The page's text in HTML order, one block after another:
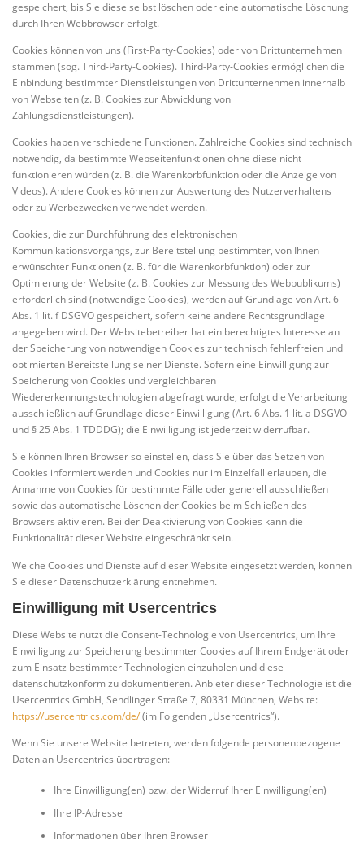
gespeichert, bis Sie diese selbst löschen oder eine automatische Löschung
durch Ihren Webbrowser erfolgt.
Cookies können von uns (First-Party-Cookies) oder von Drittunternehmen
stammen (sog. Third-Party-Cookies). Third-Party-Cookies ermöglichen die
Einbindung bestimmter Dienstleistungen von Drittunternehmen innerhalb
von Webseiten (z. B. Cookies zur Abwicklung von
Zahlungsdienstleistungen).
Cookies haben verschiedene Funktionen. Zahlreiche Cookies sind technisch
notwendig, da bestimmte Webseitenfunktionen ohne diese nicht
funktionieren würden (z. B. die Warenkorbfunktion oder die Anzeige von
Videos). Andere Cookies können zur Auswertung des Nutzerverhaltens
oder zu Werbezwecken verwendet werden.
Cookies, die zur Durchführung des elektronischen
Kommunikationsvorgangs, zur Bereitstellung bestimmter, von Ihnen
erwünschter Funktionen (z. B. für die Warenkorbfunktion) oder zur
Optimierung der Website (z. B. Cookies zur Messung des Webpublikums)
erforderlich sind (notwendige Cookies), werden auf Grundlage von Art. 6
Abs. 1 lit. f DSGVO gespeichert, sofern keine andere Rechtsgrundlage
angegeben wird. Der Websitebetreiber hat ein berechtigtes Interesse an
der Speicherung von notwendigen Cookies zur technisch fehlerfreien und
optimierten Bereitstellung seiner Dienste. Sofern eine Einwilligung zur
Speicherung von Cookies und vergleichbaren
Wiedererkennungstechnologien abgefragt wurde, erfolgt die Verarbeitung
ausschließlich auf Grundlage dieser Einwilligung (Art. 6 Abs. 1 lit. a DSGVO
und § 25 Abs. 1 TDDDG); die Einwilligung ist jederzeit widerrufbar.
Sie können Ihren Browser so einstellen, dass Sie über das Setzen von
Cookies informiert werden und Cookies nur im Einzelfall erlauben, die
Annahme von Cookies für bestimmte Fälle oder generell ausschließen
sowie das automatische Löschen der Cookies beim Schließen des
Browsers aktivieren. Bei der Deaktivierung von Cookies kann die
Funktionalität dieser Website eingeschränkt sein.
Welche Cookies und Dienste auf dieser Website eingesetzt werden, können
Sie dieser Datenschutzerklärung entnehmen.
Einwilligung mit Usercentrics
Diese Website nutzt die Consent-Technologie von Usercentrics, um Ihre
Einwilligung zur Speicherung bestimmter Cookies auf Ihrem Endgerät oder
zum Einsatz bestimmter Technologien einzuholen und diese
datenschutzkonform zu dokumentieren. Anbieter dieser Technologie ist die
Usercentrics GmbH, Sendlinger Straße 7, 80331 München, Website:
https://usercentrics.com/de/(im Folgenden „Usercentrics“).
Wenn Sie unsere Website betreten, werden folgende personenbezogene
Daten an Usercentrics übertragen:
Ihre Einwilligung(en) bzw. der Widerruf Ihrer Einwilligung(en)
Ihre IP-Adresse
Informationen über Ihren Browser